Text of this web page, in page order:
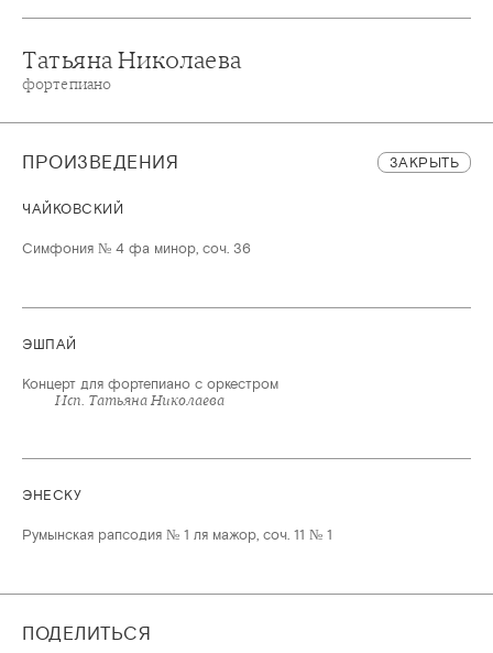
Татьяна Николаева
фортепиано
ПРОИЗВЕДЕНИЯ ЗАКРЫТЬ
ЧАЙКОВСКИЙ
Симфония № 4 фа минор, соч. 36
ЭШПАЙ
Концерт для фортепиано с оркестром
Исп. Татьяна Николаева
ЭНЕСКУ
Румынская рапсодия № 1 ля мажор, соч. 11 № 1
ПОДЕЛИТЬСЯ